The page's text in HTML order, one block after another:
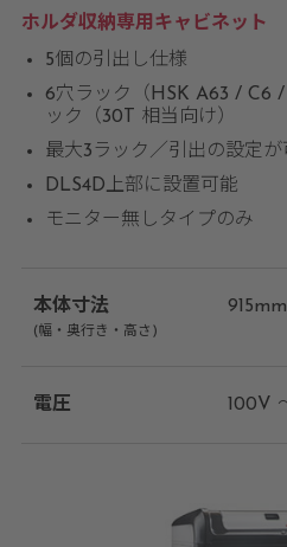
ホルダ収納専用キャビネット
5個の引出し仕様
6穴ラック（HSK A63 / C6
ック（30T 相当向け）
最大3ラック／引出の設定が
DLS4D上部に設置可能
モニター無しタイプのみ
本体寸法
(幅・奥行き・高さ)
電圧 100V